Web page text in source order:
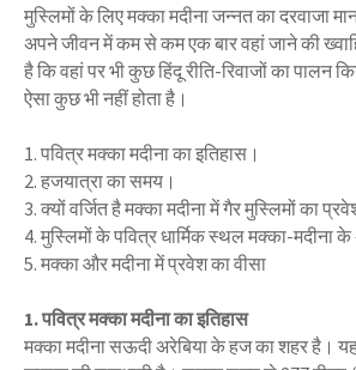
मुस्लिमों के लिए मक्का मदीना जन्नत का दरवाजा
अपने जीवन में कम से कम एक बार वहां जाने की
है कि वहां पर भी कुछ हिंदू रीति-रिवाजों का पालन
ऐसा कुछ भी नहीं होता है।
1. पवित्र मक्का मदीना का इतिहास।
2. हजयात्रा का समय।
3. क्यों वर्जित है मक्का मदीना में गैर मुस्लिमों का
4. मुस्लिमों के पवित्र धार्मिक स्थल मक्का-मदीना
5. मक्का और मदीना में प्रवेश का वीसा
1. पवित्र मक्का मदीना का इतिहास
मक्का मदीना सऊदी अरेबिया के हज का शहर है।